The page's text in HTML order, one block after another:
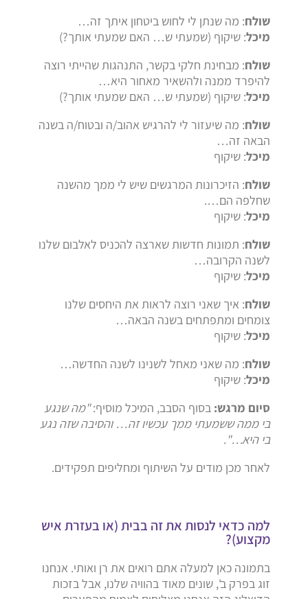
שולח: מה שנתן לי לחוש ביטחון איתך זה…
מיכל: שיקוף (שמעתי ש… האם שמעתי אותך?)
שולח: מבחינת חלקי בקשר, התנהגות שהייתי רוצה
להיפרד ממנה ולהשאיר מאחור היא…
מיכל: שיקוף (שמעתי ש… האם שמעתי אותך?)
שולח: מה שיעזור לי להרגיש אהוב/ה ובטוח/ה בשנה
הבאה זה…
מיכל: שיקוף
שולח: הזיכרונות המרגשים שיש לי ממך מהשנה
שחלפה הם….
מיכל: שיקוף
שולח: תמונות חדשות שארצה להכניס לאלבום שלנו
לשנה הקרובה…
מיכל: שיקוף
שולח: איך שאני רוצה לראות את היחסים שלנו
צומחים ומתפתחים בשנה הבאה…
מיכל: שיקוף
שולח: מה שאני מאחל לשנינו לשנה החדשה…
מיכל: שיקוף
סיום מרגש: בסוף הסבב, המיכל מוסיף: "מה שנגע
בי ממה ששמעתי ממך עכשיו זה… והסיבה שזה נגע
בי היא…" .
לאחר מכן מודים על השיתוף ומחליפים תפקידים.
למה כדאי לנסות את זה בבית (או בעזרת איש
מקצוע)?
בתמונה כאן למעלה אתם רואים את רן ואותי. אנחנו
זוג בפרק ב', שונים מאוד בהוויה שלנו, אבל בזכות